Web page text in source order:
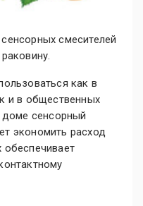
смесителей
как в
и в общественных
доме сенсорный
экономить расход